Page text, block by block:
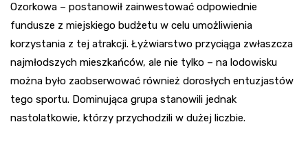
Ozorkowa – postanowił zainwestować odpowiednie
fundusze z miejskiego budżetu w celu umożliwienia
korzystania z tej atrakcji. Łyżwiarstwo przyciąga zwłaszcza
najmłodszych mieszkańców, ale nie tylko – na lodowisku
można było zaobserwować również dorosłych entuzjastów
tego sportu. Dominująca grupa stanowili jednak
nastolatkowie, którzy przychodzili w dużej liczbie.